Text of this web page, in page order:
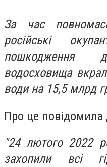
За час
російські
пошкодження
водосховища
води на 15,5 млрд
Про це повідомила
"24 лютого 2022
захопили всі